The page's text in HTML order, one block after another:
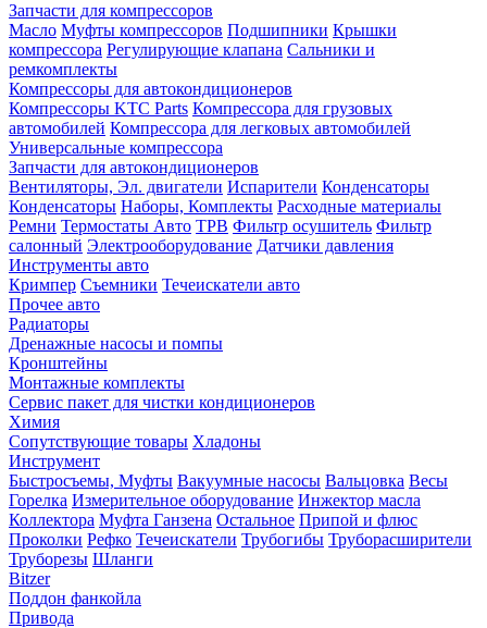
Запчасти для компрессоров
Масло Муфты компрессоров Подшипники Крышки
компрессора Регулирующие клапана Сальники и
ремкомплекты
Компрессоры для автокондиционеров
Компрессоры KTC Parts Компрессора для грузовых
автомобилей Компрессора для легковых автомобилей
Универсальные компрессора
Запчасти для автокондиционеров
Вентиляторы, Эл. двигатели Испарители Конденсаторы
Конденсаторы Наборы, Комплекты Расходные материалы
Ремни Термостаты Авто ТРВ Фильтр осушитель Фильтр
салонный Электрооборудование Датчики давления
Инструменты авто
Кримпер Съемники Течеискатели авто
Прочее авто
Радиаторы
Дренажные насосы и помпы
Кронштейны
Монтажные комплекты
Сервис пакет для чистки кондиционеров
Химия
Сопутствующие товары Хладоны
Инструмент
Быстросъемы, Муфты Вакуумные насосы Вальцовка Весы
Горелка Измерительное оборудование Инжектор масла
Коллектора Муфта Ганзена Остальное Припой и флюс
Проколки Рефко Течеискатели Трубогибы Труборасширители
Труборезы Шланги
Bitzer
Поддон фанкойла
Привода